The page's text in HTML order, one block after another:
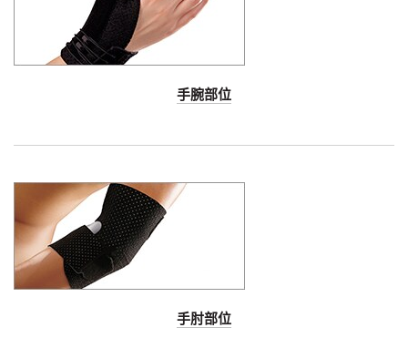
手腕部位
1,
手肘部位